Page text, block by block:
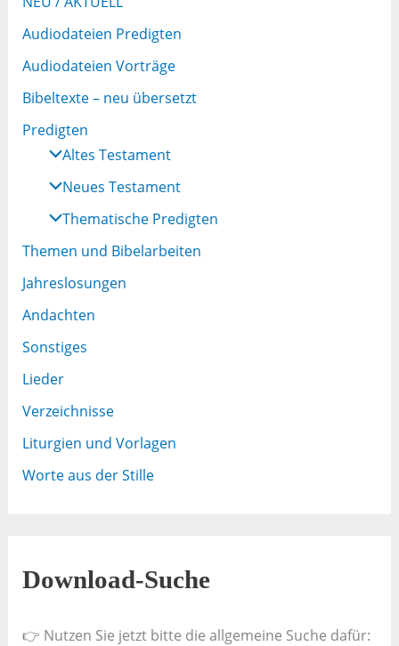
Audiodateien Predigten
Audiodateien Vorträge
Bibeltexte – neu übersetzt
Predigten
Altes Testament
Neues Testament
Thematische Predigten
Themen und Bibelarbeiten
Jahreslosungen
Andachten
Sonstiges
Lieder
Verzeichnisse
Liturgien und Vorlagen
Worte aus der Stille
Download-Suche
👉 Nutzen Sie jetzt bitte die allgemeine Suche dafür: